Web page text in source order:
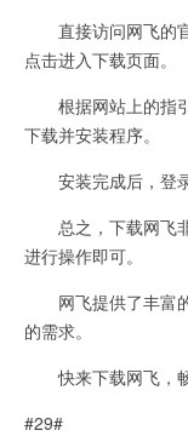
直接访问网飞的官
点击进入下载页面。
根据网站上的指引
下载并安装程序。
安装完成后，登录
总之，下载网飞非
进行操作即可。
网飞提供了丰富的
的需求。
快来下载网飞，畅
#29#